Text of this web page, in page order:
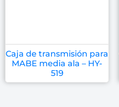
Caja de transmisión para
MABE media ala – HY-
519